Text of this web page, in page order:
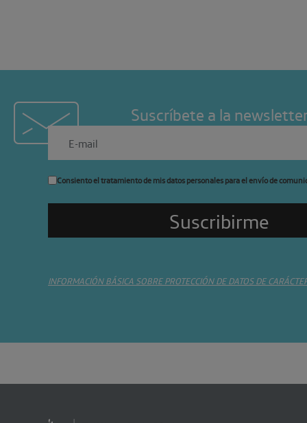
Suscríbete a la
Consiento el tratamiento de mis datos personales para el envío de
INFORMACIÓN BÁSICA SOBRE PROTECCIÓN DE DATOS DE